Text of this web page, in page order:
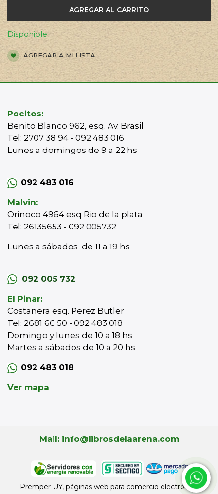
AGREGAR AL CARRITO
Disponible
AGREGAR A MI LISTA
Pocitos:
Benito Blanco 962, esq. Av. Brasil
Tel: 2707 38 94 - 092 483 016
Lunes a domingos de 9 a 22 hs
092 483 016
Malvin:
Orinoco 4964 esq Rio de la plata
Tel: 26135653 - 092 005732
Lunes a sábados de 11 a 19 hs
092 005 732
El Pinar:
Costanera esq. Perez Butler
Tel: 2681 66 50 - 092 483 018
Domingo y lunes de 10 a 18 hs
Martes a sábados de 10 a 20 hs
092 483 018
Ver mapa
Mail: info@librosdelaarena.com
Premper-UY, páginas web para comercio electrónico